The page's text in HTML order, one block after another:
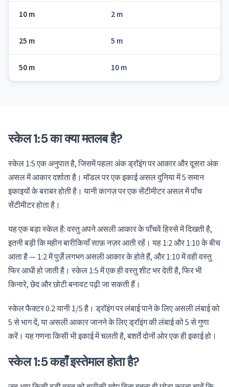
10 m 2 m
25 m 5 m
50 m 10 m
स्केल 1:5 का क्या मतलब है?
स्केल 1:5 एक अनुपात है, जिसमें पहला अंक ड्रॉइंग पर आकार और दूसरा अंक
असल में आकार दर्शाता है। मॉडल पर एक इकाई असल दुनिया में 5 समान
इकाइयों के बराबर होती है। यानी कागज़ पर एक सेंटीमीटर असल में पाँच
सेंटीमीटर होता है।
यह एक बड़ा स्केल है: वस्तु अपने असली आकार के पाँचवें हिस्से में दिखती है,
इतनी बड़ी कि महीन बारीकियाँ साफ़ नज़र आती रहें। यह 1:2 और 1:10 के बीच
आता है — 1:2 में पुर्ज़े लगभग असली आकार के होते हैं, और 1:10 में वही वस्तु
फिर आधी हो जाती है। स्केल 1:5 में एक ही वस्तु शीट भर देती है, फिर भी
किनारे, छेद और छोटी बनावट पढ़ी जा सकती हैं।
स्केल फैक्टर 0.2 यानी 1/5 है। ड्रॉइंग पर लंबाई पाने के लिए असली लंबाई को
5 से भाग दें, या असली आकार जानने के लिए ड्रॉइंग की लंबाई को 5 से गुणा
करें। यह गणना किसी भी इकाई में चलती है, बशर्ते दोनों ओर एक ही इकाई हो।
स्केल 1:5 कहाँ इस्तेमाल होता है?